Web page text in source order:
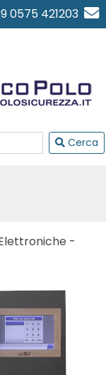
0575 421203
Cerca
-